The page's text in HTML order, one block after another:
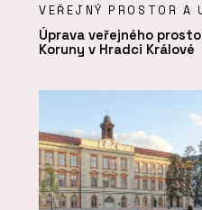
VEŘEJNÝ PROSTOR A
Úprava veřejného
Koruny v Hradci Králové